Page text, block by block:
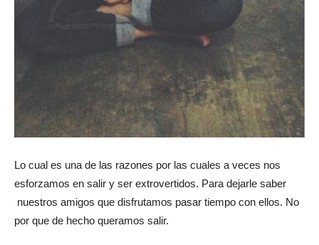
Lo cual es una de las razones por las cuales a veces nos
esforzamos en salir y ser extrovertidos. Para dejarle saber
nuestros amigos que disfrutamos pasar tiempo con ellos. No
por que de hecho queramos salir.